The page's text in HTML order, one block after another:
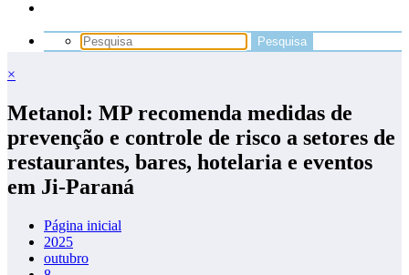
×
Metanol: MP recomenda medidas de
prevenção e controle de risco a setores de
restaurantes, bares, hotelaria e eventos
em Ji-Paraná
Página inicial
2025
outubro